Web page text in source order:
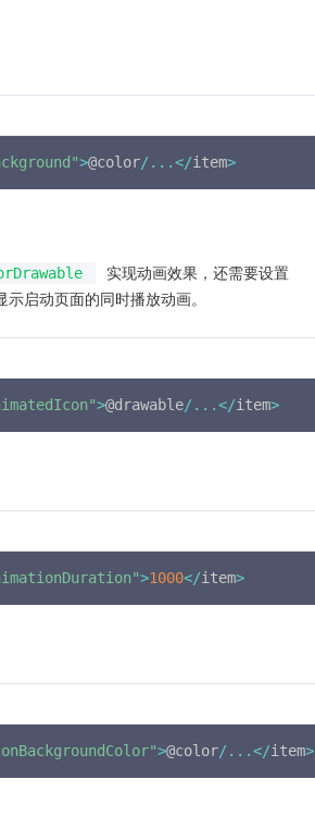
>@color/ ...</item>
实现动画效果，还需要设置
示启动页面的同时播放动画。
>@drawable/ ...</item>
>1000</item>
>@color/ ...</item>